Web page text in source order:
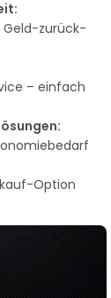
zurück-
– einfach
Option